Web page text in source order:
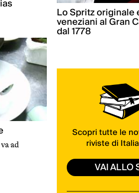
ad
Lo Spritz originale
veneziani al Gran
dal 1778
Scopri tutte le
riviste di
VAI ALLO